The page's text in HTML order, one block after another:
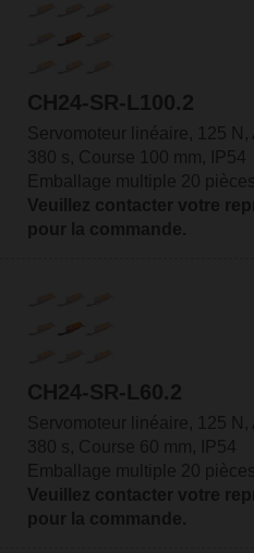
CH24-SR-L100.2
Servomoteur linéaire, 125 N,
380 s, Course 100 mm, IP54
Emballage multiple 20 pièces
Veuillez contacter votre
pour la commande.
CH24-SR-L60.2
Servomoteur linéaire, 125 N,
380 s, Course 60 mm, IP54
Emballage multiple 20 pièces
Veuillez contacter votre
pour la commande.